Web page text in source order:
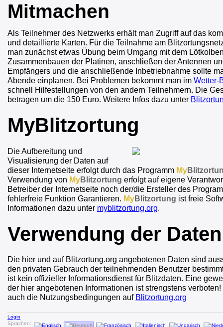
Mitmachen
Als Teilnehmer des Netzwerks erhält man Zugriff auf das
und detaillierte Karten. Für die Teilnahme am
man zunächst etwas Übung beim Umgang mit dem
Zusammenbauen der Platinen, anschließen der Antennen
Empfängers und die anschließende Inbetriebnahme sollte
Abende einplanen. Bei Problemen bekommt man im Wetter-
schnell Hilfestellungen von den andern Teilnehmern. Die
betragen um die 150 Euro. Weitere Infos dazu unter
MyBlitzortung
Die Aufbereitung und
Visualisierung der Daten auf
dieser Internetseite erfolgt durch das Programm My
Verwendung von MyBlitzortung erfolgt auf eigene
Betreiber der Internetseite noch der/die Ersteller des
fehlerfreie Funktion Garantieren. MyBlitzortung ist freie
Informationen dazu unter myblitzortung.org.
Verwendung der Daten
Die hier und auf Blitzortung.org angebotenen Daten sind
den privaten Gebrauch der teilnehmenden Benutzer
ist kein offizieller Informationsdienst für Blitzdaten. Eine
der hier angebotenen Informationen ist strengstens
auch die Nutzungsbedingungen auf Blitzortung.org
Login
Sprachen: